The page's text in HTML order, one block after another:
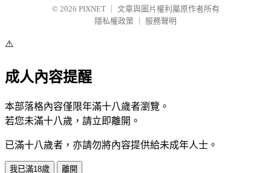
© 2026 PIXNET
文章與圖片權利屬原作者所有
隱私權政策
服務聲明
⚠️
成人內容提醒
本部落格內容僅限年滿十八歲者瀏覽。
若您未滿十八歲，請立即離開。
已滿十八歲者，亦請勿將內容提供給未成年人士。
我已滿18歲 離開